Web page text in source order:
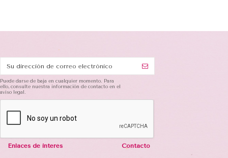
Puede darse de baja en cualquier momento. Para
ello, consulte nuestra información de contacto en el
aviso legal.
Enlaces de interés Contacto